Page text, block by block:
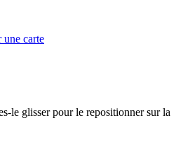
une carte
le glisser pour le repositionner sur la